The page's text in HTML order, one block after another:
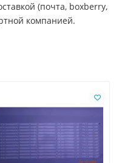
(почта, boxberry,
компанией.